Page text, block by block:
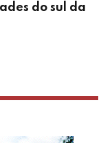
do sul da